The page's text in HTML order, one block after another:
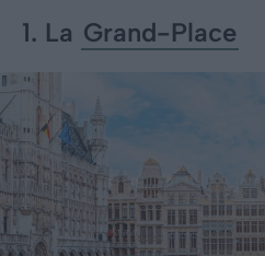
1. La Grand-Place